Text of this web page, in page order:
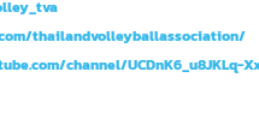
thailandvolleyballassociation/
channel/UCDnK6_u8JKLq-